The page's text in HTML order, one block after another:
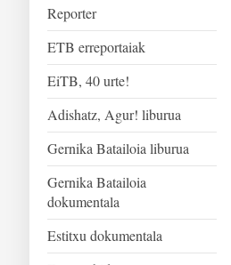
Reporter
ETB erreportaiak
EiTB, 40 urte!
Adishatz, Agur! liburua
Gernika Batailoia liburua
Gernika Batailoia
dokumentala
Estitxu dokumentala